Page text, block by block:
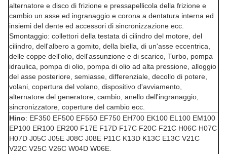
alternatore e disco di frizione e pressapellicola della frizione e
cambio un asse ed ingranaggio e corona a dentatura interna ed
insiemi del dente ed accessori di sincronizzazione ecc.
Smontaggio: collettori della testata di cilindro del motore, del
cilindro, dell'albero a gomito, della biella, di un'asse eccentrica,
delle coppe dell'olio, dell'assunzione e di scarico, Turbo, pompa
idraulica, pompa di olio, pompa di olio ad alta pressione, alloggio
del asse posteriore, semiasse, differenziale, decollo di potere,
volani, copertura del volano, dispositivo d'avviamento,
alternatore del generatore, cambio, anello dell'ingranaggio,
sincronizzatore, coperture del cambio ecc.
Hino: EF350 EF500 EF550 EF750 EH700 EK100 EL100 EM100
EP100 ER100 ER200 F17E F17D F17C F20C F21C H06C H07C
H07D J05C J05E J08C J08E P11C K13D K13C E13C V21C
V22C V25C V26C W04D W06E.